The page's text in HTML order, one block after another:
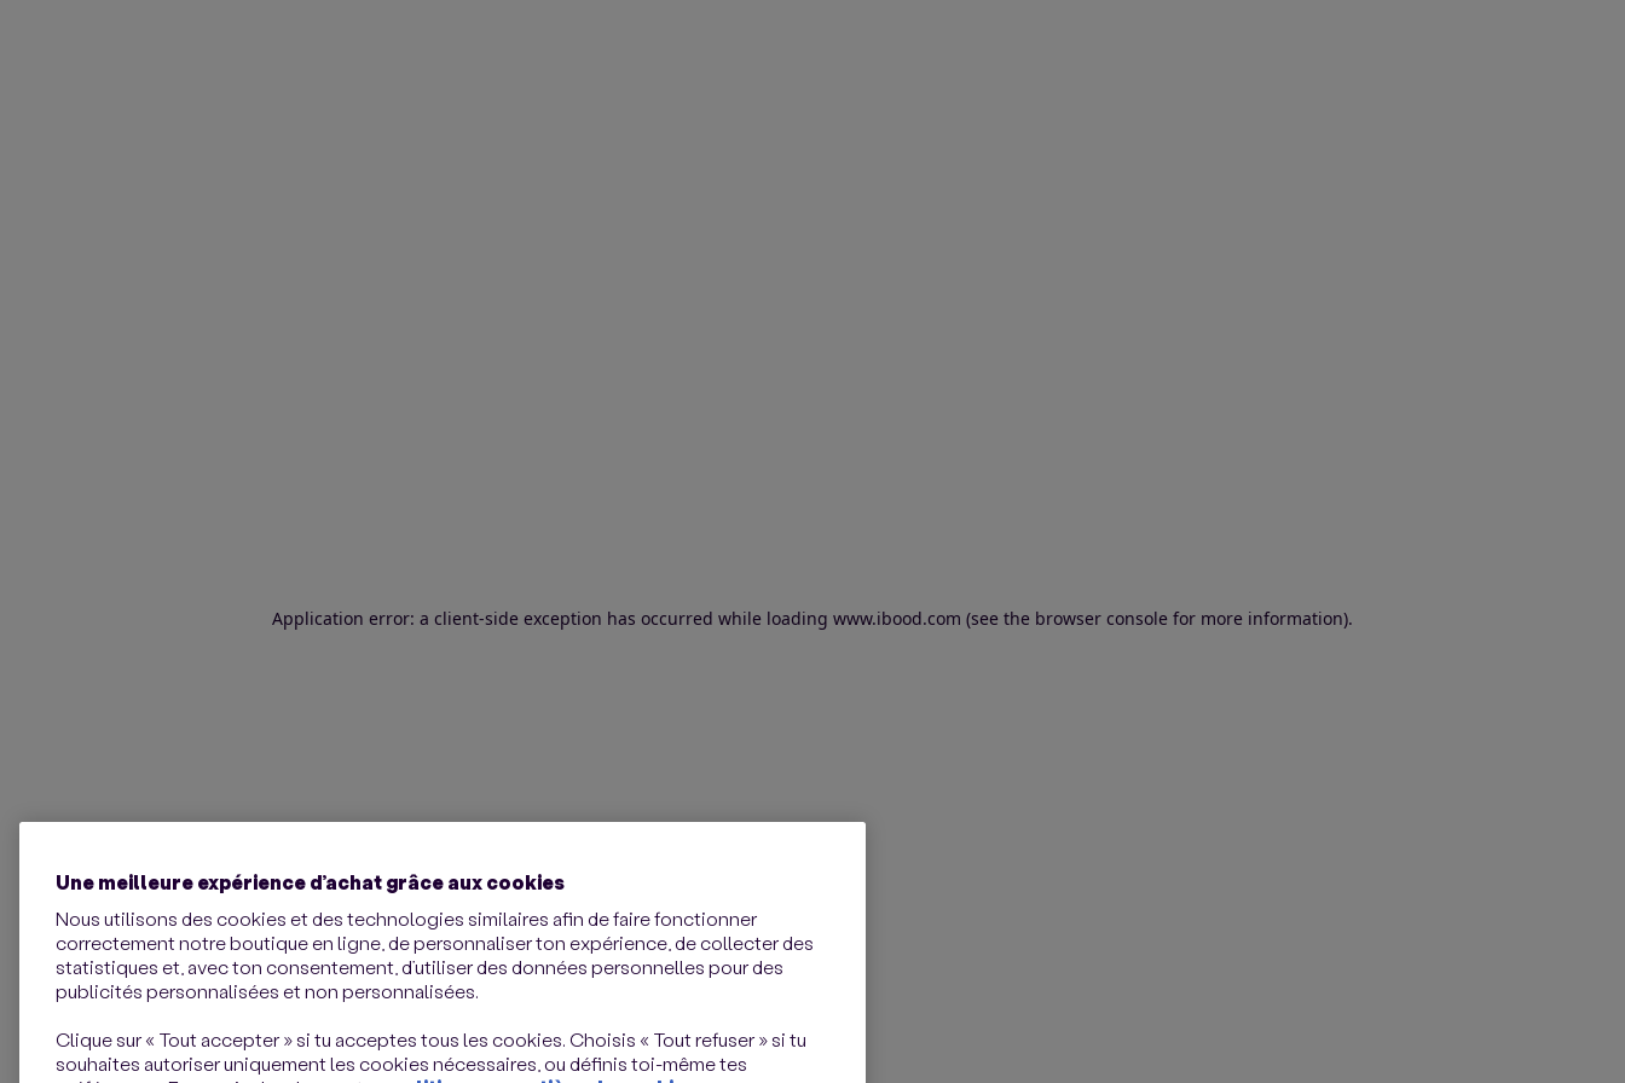
Application error: a client-side exception has occurred while loading www.ibood.com (see the browser console for more information).
Une meilleure expérience d’achat grâce aux cookies
Nous utilisons des cookies et des technologies similaires afin de faire fonctionner
correctement notre boutique en ligne, de personnaliser ton expérience, de collecter des
statistiques et, avec ton consentement, d’utiliser des données personnelles pour des
publicités personnalisées et non personnalisées.
Clique sur « Tout accepter » si tu acceptes tous les cookies. Choisis « Tout refuser » si tu
souhaites autoriser uniquement les cookies nécessaires, ou définis toi-même tes